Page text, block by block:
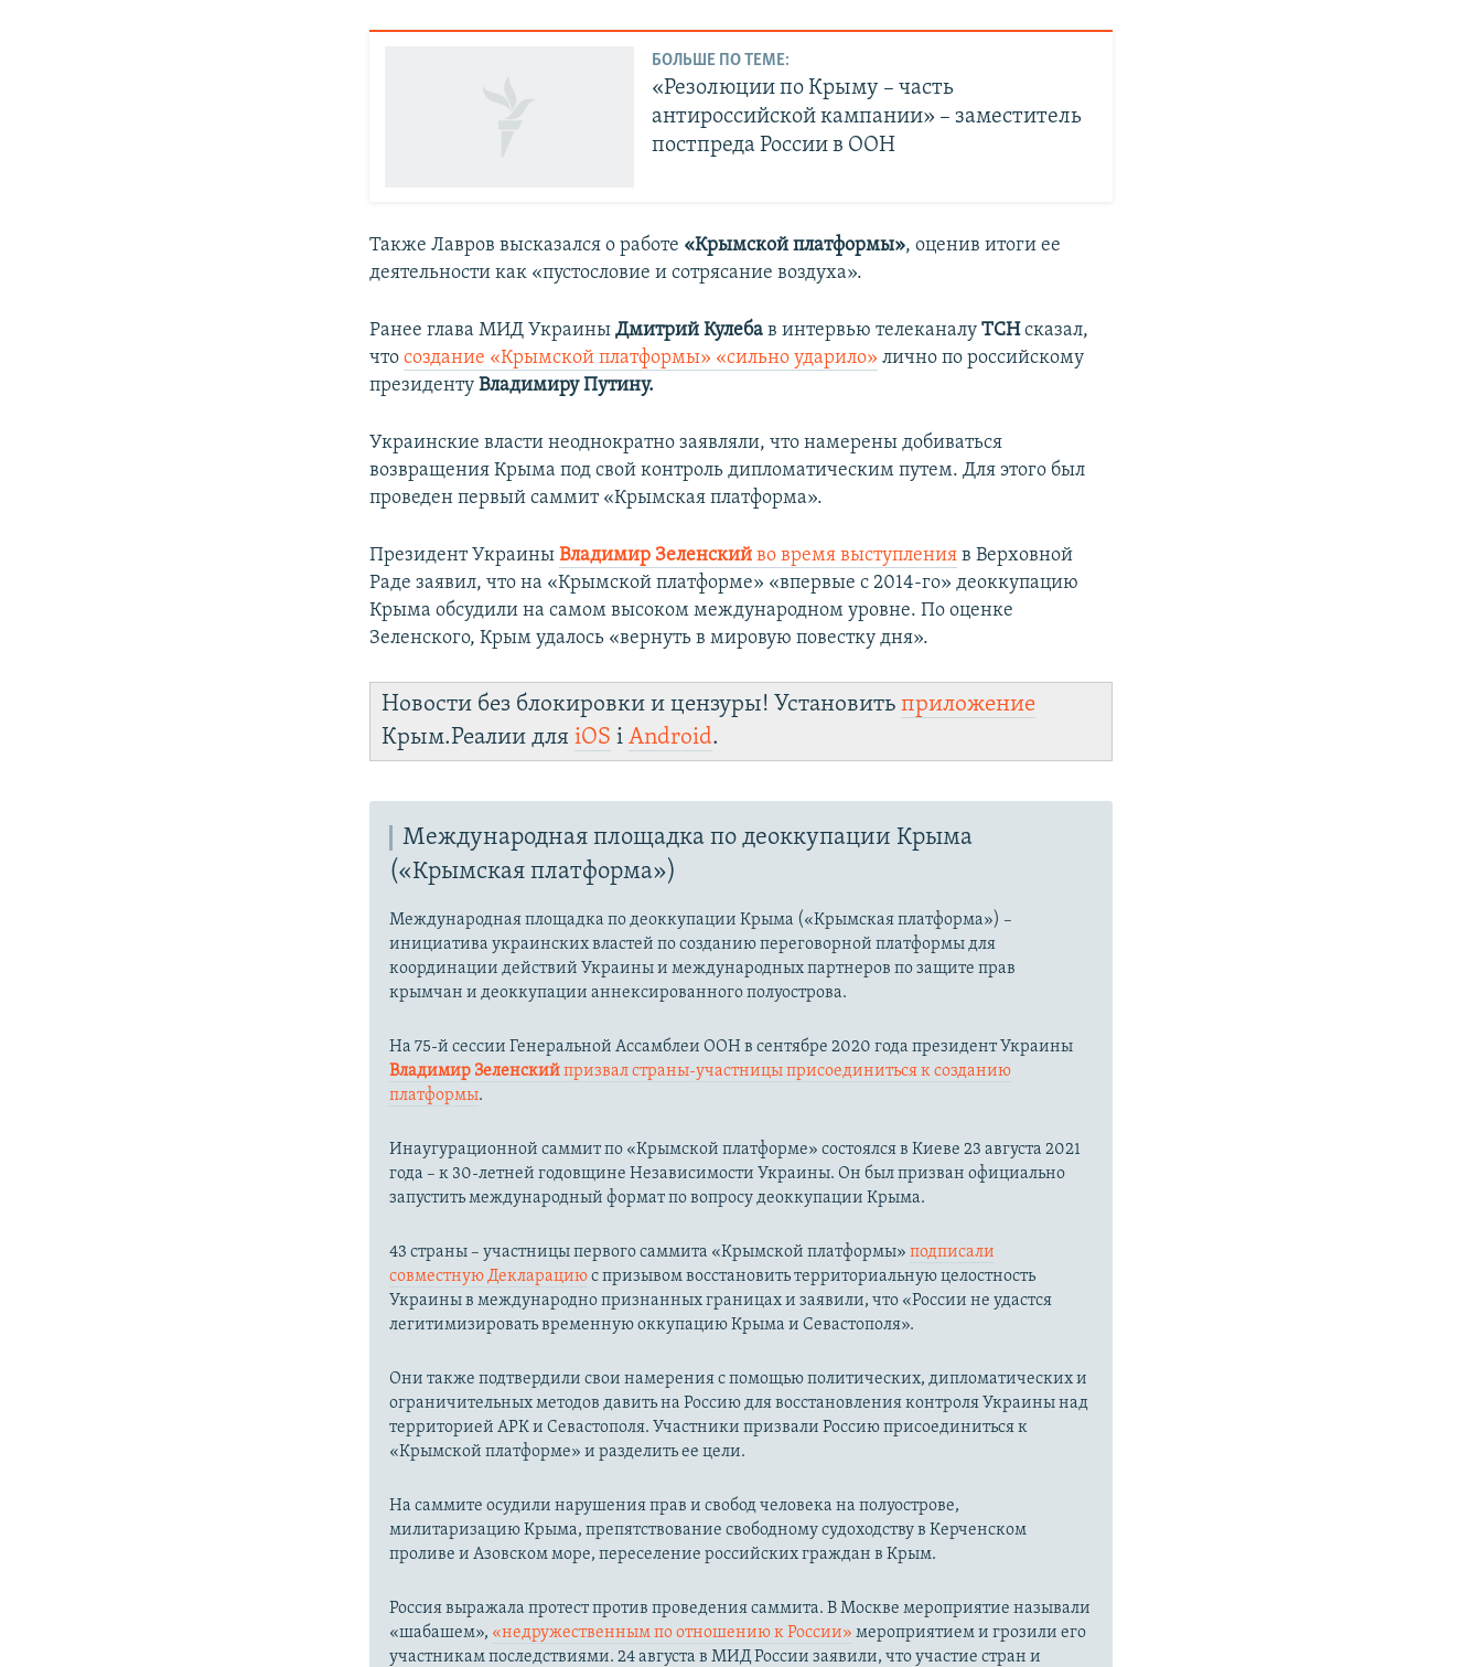
БОЛЬШЕ ПО ТЕМЕ:
«Резолюции по Крыму – часть
антироссийской кампании» – заместитель
постпреда России в ООН
Также Лавров высказался о работе «Крымской платформы», оценив итоги ее
деятельности как «пустословие и сотрясание воздуха».
Ранее глава МИД УкраиныДмитрий Кулеба в интервью телеканалуТСНсказал,
чтосоздание «Крымской платформы» «сильно ударило» лично по российскому
президентуВладимиру Путину.
Украинские власти неоднократно заявляли, что намерены добиваться
возвращения Крыма под свой контроль дипломатическим путем. Для этого был
проведен первый саммит «Крымская платформа».
Президент УкраиныВладимир Зеленскийво время выступления в Верховной
Раде заявил, что на «Крымской платформе» «впервые с 2014-го» деоккупацию
Крыма обсудили на самом высоком международном уровне. По оценке
Зеленского, Крым удалось «вернуть в мировую повестку дня».
Новости без блокировки и цензуры! Установитьприложение
Крым.Реалии дляiOS іAndroid.
Международная площадка по деоккупации Крыма
(«Крымская платформа»)
Международная площадка по деоккупации Крыма («Крымская платформа») –
инициатива украинских властей по созданию переговорной платформы для
координации действий Украины и международных партнеров по защите прав
крымчан и деоккупации аннексированного полуострова.
На 75-й сессии Генеральной Ассамблеи ООН в сентябре 2020 года президент Украины
Владимир Зеленскийпризвал страны-участницы присоединиться к созданию
платформы.
Инаугурационной саммит по «Крымской платформе» состоялся в Киеве 23 августа 2021
года – к 30-летней годовщине Независимости Украины. Он был призван официально
запустить международный формат по вопросу деоккупации Крыма.
43 страны – участницы первого саммита «Крымской платформы»подписали
совместную Декларациюс призывом восстановить территориальную целостность
Украины в международно признанных границах и заявили, что «России не удастся
легитимизировать временную оккупацию Крыма и Севастополя».
Они также подтвердили свои намерения с помощью политических, дипломатических и
ограничительных методов давить на Россию для восстановления контроля Украины над
территорией АРК и Севастополя. Участники призвали Россию присоединиться к
«Крымской платформе» и разделить ее цели.
На саммите осудили нарушения прав и свобод человека на полуострове,
милитаризацию Крыма, препятствование свободному судоходству в Керченском
проливе и Азовском море, переселение российских граждан в Крым.
Россия выражала протест против проведения саммита. В Москве мероприятие называли
«шабашем», «недружественным по отношению к России» мероприятием и грозили его
участникам последствиями. 24 августа в МИД России заявили, что участие стран и